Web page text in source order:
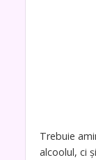
Trebuie
alcoolul, ci